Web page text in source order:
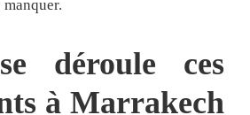
manquer.
déroule ces
à Marrakech